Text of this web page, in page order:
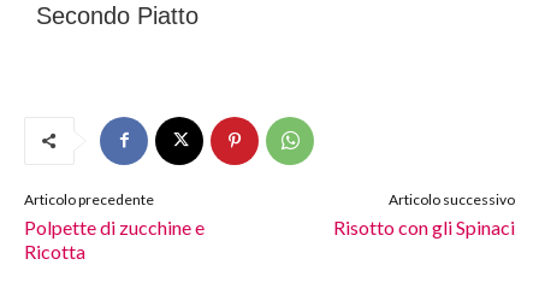
Secondo Piatto
Articolo precedente
Polpette di zucchine e
Ricotta
Articolo successivo
Risotto con gli Spinaci